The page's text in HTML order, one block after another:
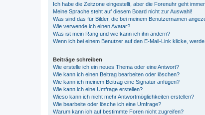
Ich habe die Zeitzone eingestellt, aber die Forenuhr geht
Meine Sprache steht auf diesem Board nicht zur Auswahl!
Was sind das für Bilder, die bei meinem Benutzernamen
Wie verwende ich einen Avatar?
Was ist mein Rang und wie kann ich ihn ändern?
Wenn ich bei einem Benutzer auf den E-Mail-Link klicke,
Beiträge schreiben
Wie erstelle ich ein neues Thema oder eine Antwort?
Wie kann ich einen Beitrag bearbeiten oder löschen?
Wie kann ich meinem Beitrag eine Signatur anfügen?
Wie kann ich eine Umfrage erstellen?
Wieso kann ich nicht mehr Antwortmöglichkeiten erstellen?
Wie bearbeite oder lösche ich eine Umfrage?
Warum kann ich auf bestimmte Foren nicht zugreifen?